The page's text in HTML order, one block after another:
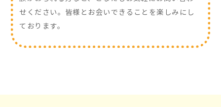
せください。皆様とお会いできることを楽しみにし
ております。